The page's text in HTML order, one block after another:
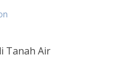
Tanah Air